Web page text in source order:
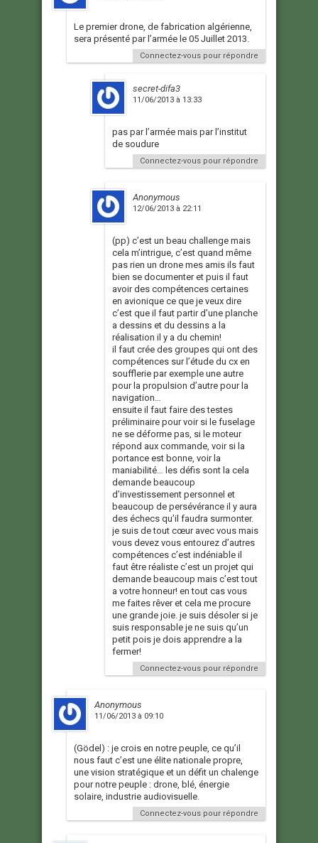
Le premier drone, de fabrication algérienne,
sera présenté par l’armée le 05 Juillet 2013.
Connectez-vous pour répondre
secret-difa3
11/06/2013 à 13:33
pas par l’armée mais par l’institut
de soudure
Connectez-vous pour répondre
Anonymous
12/06/2013 à 22:11
(pp) c’est un beau challenge mais
cela m’intrigue, c’est quand même
pas rien un drone mes amis ils faut
bien se documenter et puis il faut
avoir des compétences certaines
en avionique ce que je veux dire
c’est que il faut partir d’une planche
a dessins et du dessins a la
réalisation il y a du chemin!
il faut crée des groupes qui ont des
compétences sur l’étude du cx en
soufflerie par exemple une autre
pour la propulsion d’autre pour la
navigation…
ensuite il faut faire des testes
préliminaire pour voir si le fuselage
ne se déforme pas, si le moteur
répond aux commande, voir si la
portance est bonne, voir la
maniabilité… les défis sont la cela
demande beaucoup
d’investissement personnel et
beaucoup de persévérance il y aura
des échecs qu’il faudra surmonter.
je suis de tout cœur avec vous mais
vous devez vous entourez d’autres
compétences c’est indéniable il
faut être réaliste c’est un projet qui
demande beaucoup mais c’est tout
a votre honneur! en tout cas vous
me faites rêver et cela me procure
une grande joie. je suis désoler si je
suis responsable je ne suis qu’un
petit pois je dois apprendre a la
fermer!
Connectez-vous pour répondre
Anonymous
11/06/2013 à 09:10
(Gödel) : je crois en notre peuple, ce qu’il
nous faut c’est une élite nationale propre,
une vision stratégique et un défit un chalenge
pour notre peuple : drone, blé, énergie
solaire, industrie audiovisuelle.
Connectez-vous pour répondre